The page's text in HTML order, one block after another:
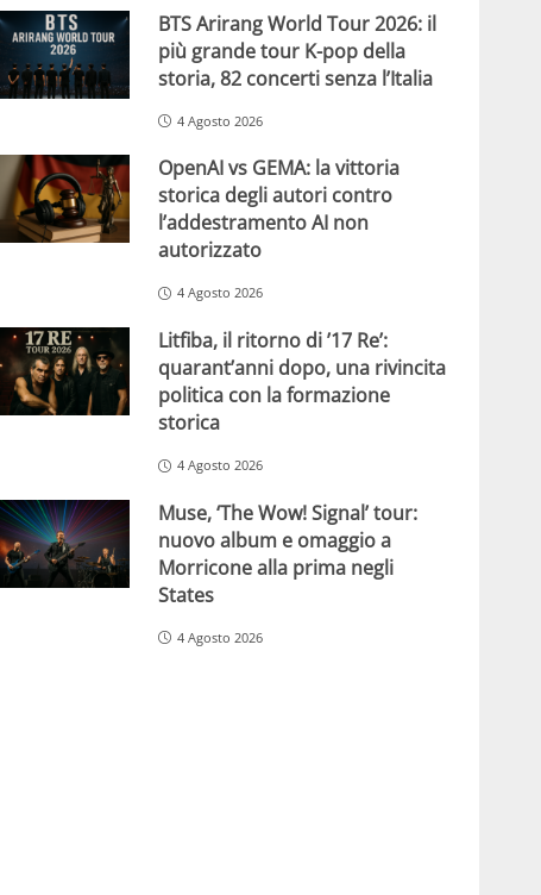
BTS Arirang World Tour 2026: il
più grande tour K-pop della
storia, 82 concerti senza l’Italia
4 Agosto 2026
OpenAI vs GEMA: la vittoria
storica degli autori contro
l’addestramento AI non
autorizzato
4 Agosto 2026
Litfiba, il ritorno di ’17 Re’:
quarant’anni dopo, una rivincita
politica con la formazione
storica
4 Agosto 2026
Muse, ‘The Wow! Signal’ tour:
nuovo album e omaggio a
Morricone alla prima negli
States
4 Agosto 2026